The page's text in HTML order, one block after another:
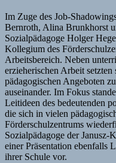
Im Zuge des Job-
Bernroth, Alina Brunkhorst
Sozialpädagoge Holger
Kollegium des
Arbeitsbereich. Neben
erzieherischen Arbeit
pädagogischen Angeboten
auseinander. Im Fokus
Leitideen des bedeutenden
die sich in vielen
Förderschulzentrums
Sozialpädagoge der
einer Präsentation ebenfalls
ihrer Schule vor.